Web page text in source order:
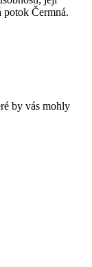
potok Čermná.
by vás mohly